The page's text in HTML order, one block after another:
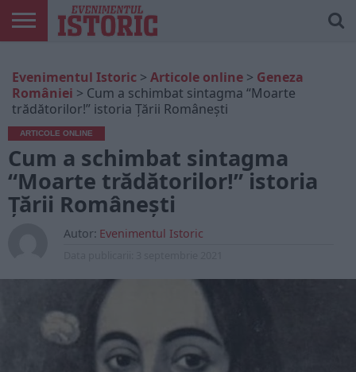
ONLINE
EDIȚII
TIPĂRITE
ISTORIC
PLAY
CONTUL
MEU
Evenimentul Istoric > Articole online > Geneza
României > Cum a schimbat sintagma “Moarte
trădătorilor!” istoria Țării Românești
ARTICOLE ONLINE
Cum a schimbat sintagma
“Moarte trădătorilor!” istoria
Țării Românești
Autor: Evenimentul Istoric